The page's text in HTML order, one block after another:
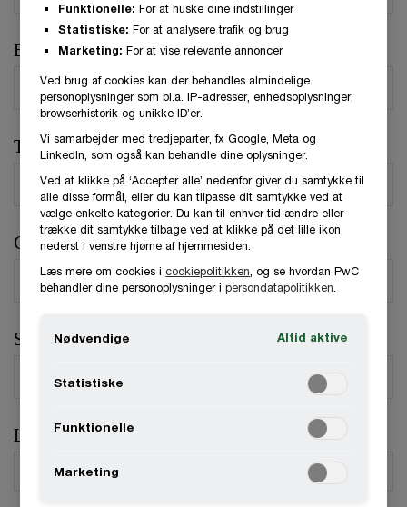
E-mail*
Telefonnummer
Organisation / Virksomhed
Stilling
Land *
Funktionelle: For at huske dine indstillinger
Statistiske: For at analysere trafik og brug
Marketing: For at vise relevante annoncer
Ved brug af cookies kan der behandles almindelige
personoplysninger som bl.a. IP-adresser, enhedsoplysninger,
browserhistorik og unikke ID’er.
Vi samarbejder med tredjeparter, fx Google, Meta og
LinkedIn, som også kan behandle dine oplysninger.
Ved at klikke på ‘Accepter alle’ nedenfor giver du samtykke til
alle disse formål, eller du kan tilpasse dit samtykke ved at
vælge enkelte kategorier. Du kan til enhver tid ændre eller
trække dit samtykke tilbage ved at klikke på det lille ikon
nederst i venstre hjørne af hjemmesiden.
Læs mere om cookies icookiepolitikken , og se hvordan PwC
behandler dine personoplysninger ipersondatapolitikken
Nødvendige Altid aktive
Statistiske
Funktionelle
Marketing